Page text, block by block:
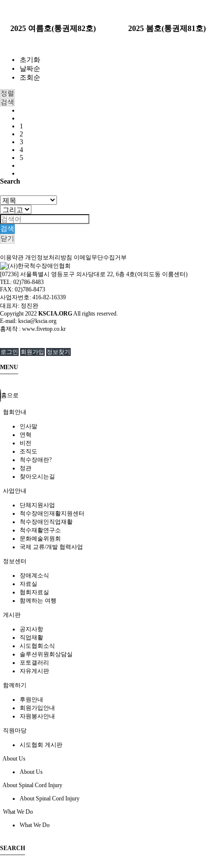
2025 여름호(통권제82호) 2025 봄호(통권제81호)
초기화
날짜순
조회순
정렬
검색
1
2
3
4
5
Search
검색
닫기
이용약관 개인정보처리방침 이메일무단수집거부
[07236] 서울특별시 영등포구 의사당대로 22, 6층 4호(여의도동 이룸센터)
TEL: 02)786-8483
FAX: 02)786-8473
사업자번호: 416-82-16339
대표자: 정진완
Copyright2022 KSCIA.ORGAll rights reserved.
E-mail: kscia@kscia.org
홈제작 : www.fivetop.co.kr
로그인 회원가입 정보찾기
MENU
홈으로
협회안내
인사말
연혁
비전
조직도
척수장애란?
정관
찾아오시는길
사업안내
단체지원사업
척수장애인재활지원센터
척수장애인직업재활
척수재활연구소
문화예술위원회
국제 교류/개발 협력사업
정보센터
장애계소식
자료실
협회자료실
함께하는 여행
게시판
공지사항
직업재활
시도협회소식
솔루션위원회상담실
포토갤러리
자유게시판
함께하기
후원안내
회원가입안내
자원봉사안내
직원마당
시도협회 게시판
About Us
About Us
About Spinal Cord Injury
About Spinal Cord Injury
What We Do
What We Do
SEARCH